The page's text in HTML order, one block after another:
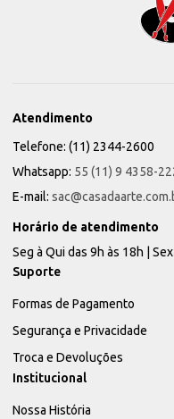
Atendimento
Telefone: (11) 2344-2600
Whatsapp: 55 (11) 9 4358-
E-mail:
Horário de atendimento
Seg à Qui das 9h às 18h |
Suporte
Formas de Pagamento
Segurança e Privacidade
Troca e Devoluções
Institucional
Nossa História